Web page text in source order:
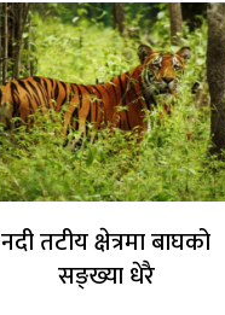
नदी तटीय क्षेत्रमा बाघको
सङ्ख्या धेरै